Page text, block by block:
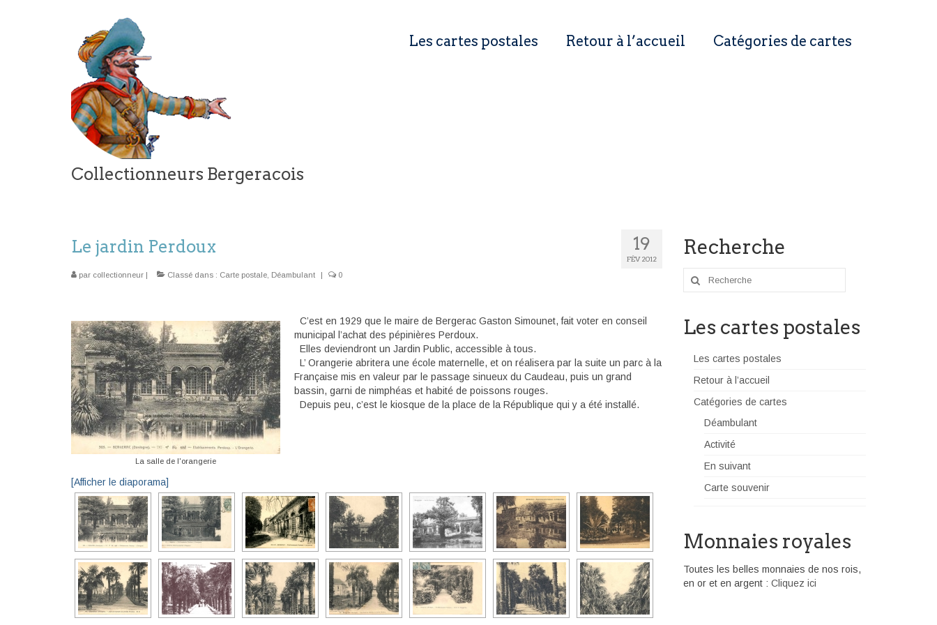
Collectionneurs Bergeracois
Les cartes postales Retour à l’accueil Catégories de cartes
19
FÉV 2012
Le jardin Perdoux
par collectionneur | Classé dans : Carte postale Déambulant | 0
La salle de l'orangerie
C’est en 1929 que le maire de Bergerac Gaston Simounet, fait voter en conseil
municipal l’achat des pépinières Perdoux.
Elles deviendront un Jardin Public, accessible à tous.
L’ Orangerie abritera une école maternelle, et on réalisera par la suite un parc à la
Française mis en valeur par le passage sinueux du Caudeau, puis un grand
bassin, garni de nimphéas et habité de poissons rouges.
Depuis peu, c’est le kiosque de la place de la République qui y a été installé.
[Afficher le diaporama]
Recherche
Rechercher
Les cartes postales
Les cartes postales
Retour à l’accueil
Catégories de cartes
Déambulant
Activité
En suivant
Carte souvenir
Monnaies royales
Toutes les belles monnaies de nos rois,
en or et en argent : Cliquez ici